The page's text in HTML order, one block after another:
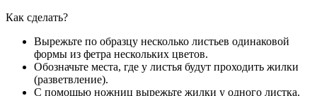
Как сделать?
Вырежьте по образцу несколько листьев одинаковой
формы из фетра нескольких цветов.
Обозначьте места, где у листья будут проходить жилки
(разветвление).
С помощью ножниц вырежьте жилки у одного листка.